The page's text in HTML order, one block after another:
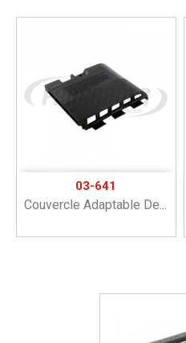
03-641
Couvercle Adaptable De...